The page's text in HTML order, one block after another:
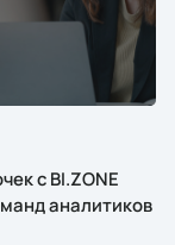
с BI.ZONE
аналитиков